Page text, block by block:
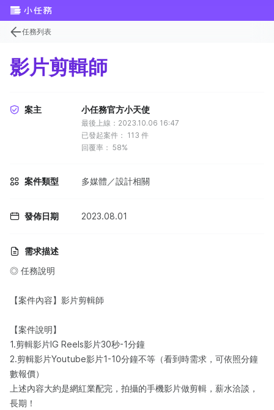
任務列表
影片剪輯師
案主 小任務官方小天使
最後上線：2023.10.06 16:47
已發起案件： 113 件
回覆率： 58%
案件類型 多媒體／設計相關
發佈日期 2023.08.01
需求描述
◎ 任務說明
【案件內容】影片剪輯師
【案件說明】
1.剪輯影片IG Reels影片30秒-1分鐘
2.剪輯影片Youtube影片1-10分鐘不等（看到時需求，可依照分鐘
數報價）
上述內容大約是網紅業配完，拍攝的手機影片做剪輯，薪水洽談，
長期！